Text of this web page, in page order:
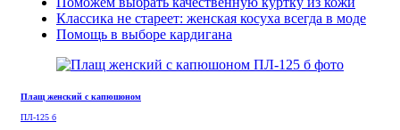
Классика не стареет: женская косуха всегда в моде
Помощь в выборе кардигана
Плащ женский с капюшоном
ПЛ-125 б